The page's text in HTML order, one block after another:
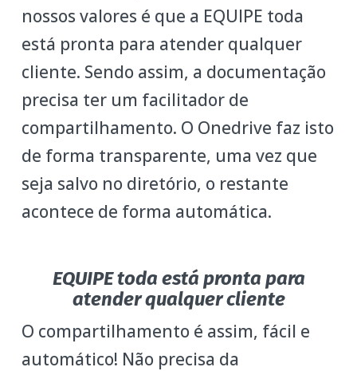
nossos valores é que a EQUIPE toda
está pronta para atender qualquer
cliente. Sendo assim, a documentação
precisa ter um facilitador de
compartilhamento. O Onedrive faz isto
de forma transparente, uma vez que
seja salvo no diretório, o restante
acontece de forma automática.
EQUIPE toda está pronta para
atender qualquer cliente
O compartilhamento é assim, fácil e
automático! Não precisa da